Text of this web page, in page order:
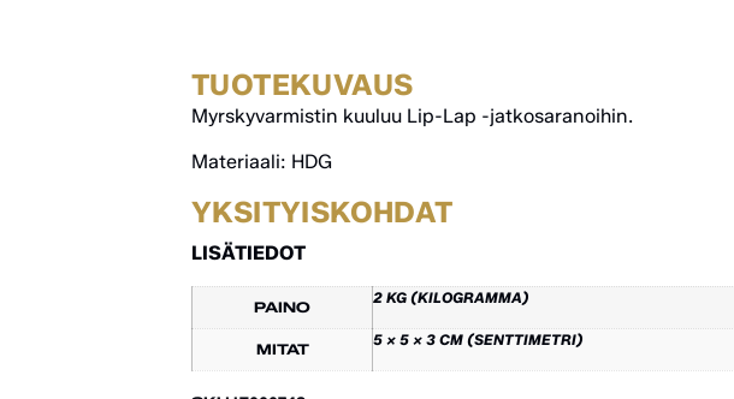
TUOTEKUVAUS
Myrskyvarmistin kuuluu Lip-Lap -jatkosaranoihin.
Materiaali: HDG
YKSITYISKOHDAT
LISÄTIEDOT
PAINO
2 KG (KILOGRAMMA)
MITAT
5 × 5 × 3 CM (SENTTIMETRI)